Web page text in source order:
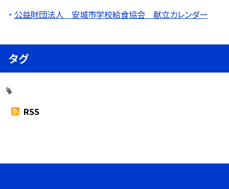
公益財団法人 安城市学校給食協会 献立カレンダー
タグ
RSS